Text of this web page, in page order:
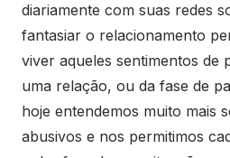
diariamente com suas redes
fantasiar o relacionamento
viver aqueles sentimentos de
uma relação, ou da fase de
hoje entendemos muito mais
abusivos e nos permitimos